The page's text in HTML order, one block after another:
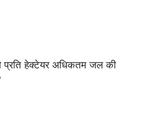
हेक्टेयर अधिकतम जल की